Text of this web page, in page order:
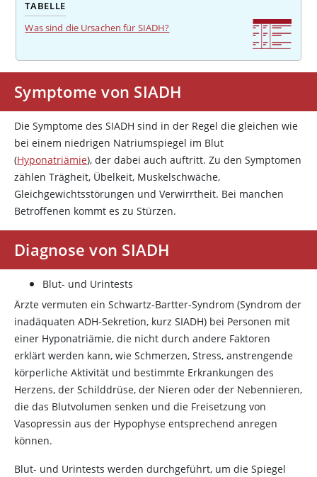
TABELLE
Was sind die Ursachen für SIADH?
Symptome von SIADH
Die Symptome des SIADH sind in der Regel die gleichen wie
bei einem niedrigen Natriumspiegel im Blut
(Hyponatriämie), der dabei auch auftritt. Zu den Symptomen
zählen Trägheit, Übelkeit, Muskelschwäche,
Gleichgewichtsstörungen und Verwirrtheit. Bei manchen
Betroffenen kommt es zu Stürzen.
Diagnose von SIADH
Blut- und Urintests
Ärzte vermuten ein Schwartz-Bartter-Syndrom (Syndrom der
inadäquaten ADH-Sekretion, kurz SIADH) bei Personen mit
einer Hyponatriämie, die nicht durch andere Faktoren
erklärt werden kann, wie Schmerzen, Stress, anstrengende
körperliche Aktivität und bestimmte Erkrankungen des
Herzens, der Schilddrüse, der Nieren oder der Nebennieren,
die das Blutvolumen senken und die Freisetzung von
Vasopressin aus der Hypophyse entsprechend anregen
können.
Blut- und Urintests werden durchgeführt, um die Spiegel